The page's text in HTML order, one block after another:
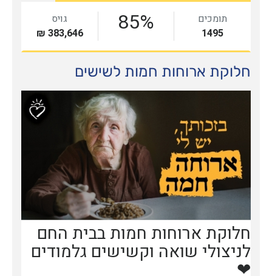
חלוקת ארוחות חמות לשישים